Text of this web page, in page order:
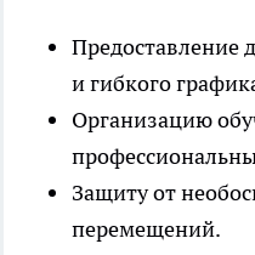
Предоставление
и гибкого
Организацию
Защиту от
перемещений.